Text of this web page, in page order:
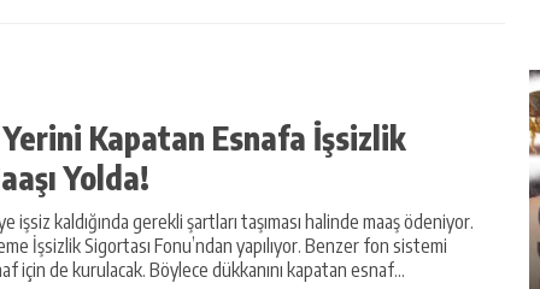
Kapatan Esnafa İşsizlik
Yolda!
işsiz kaldığında gerekli şartları taşıması halinde maaş ödeniyor.
İşsizlik Sigortası Fonu’ndan yapılıyor. Benzer fon sistemi
için de kurulacak. Böylece dükkanını kapatan esnaf...
VE
SAMSUN’DA UYUŞTURUCU
OPERASYONU: 4 ŞÜPHELIYE ADLI İŞLEM